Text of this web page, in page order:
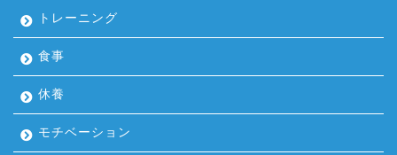
トレーニング
食事
休養
モチベーション